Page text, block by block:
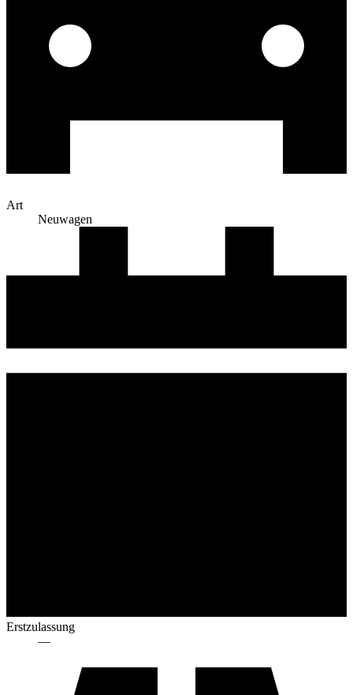
Art
Neuwagen
Erstzulassung
—